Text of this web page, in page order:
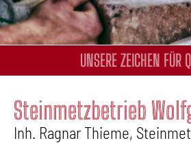
UNSERE ZEICHEN FÜR
Steinmetzbetrieb
Inh. Ragnar Thieme,